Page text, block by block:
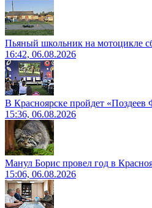
Пьяный школьник на мотоцикле
16:42, 06.08.2026
В Красноярске пройдет
15:36, 06.08.2026
Манул Борис провел год в
15:06, 06.08.2026